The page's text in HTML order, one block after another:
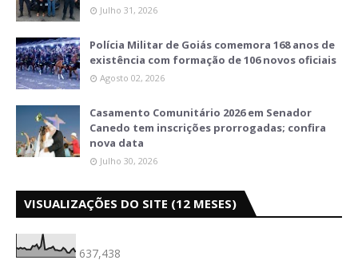
Julho 31, 2026
Polícia Militar de Goiás comemora 168 anos de
existência com formação de 106 novos oficiais
Agosto 02, 2026
Casamento Comunitário 2026 em Senador
Canedo tem inscrições prorrogadas; confira
nova data
Julho 30, 2026
VISUALIZAÇÕES DO SITE (12 MESES)
637,438